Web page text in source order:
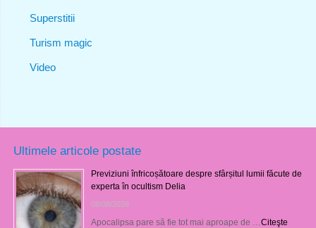
Superstitii
Turism magic
Video
Ultimele articole postate
Previziuni înfricoșătoare despre sfârșitul lumii făcute de
experta în ocultism Delia
08/08/2026
Apocalipsa pare să fie tot mai aproape de … Citeşte